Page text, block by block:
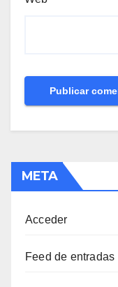
META
Acceder
Feed de entradas